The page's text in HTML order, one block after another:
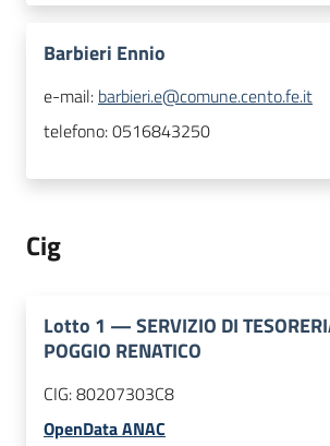
Barbieri Ennio
e-mail: barbieri.e@comune.cento.fe.it
telefono:0516843250
Cig
Lotto 1 —SERVIZIO DI
POGGIO RENATICO
CIG:80207303C8
OpenData ANAC